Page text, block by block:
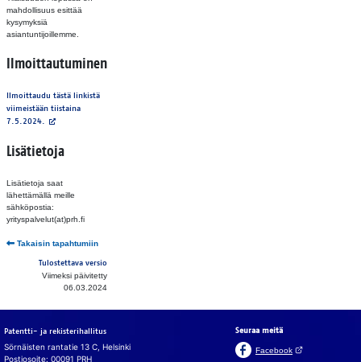
mahdollisuus esittää
kysymyksiä
asiantuntijoillemme.
Ilmoittautuminen
Ilmoittaudu tästä linkistä
viimeistään tiistaina
7.5.2024.‍‍
Lisätietoja
Lisätietoja saat
lähettämällä meille
sähköpostia:
yrityspalvelut(at)prh.fi
Takaisin tapahtumiin
Tulostettava versio
Viimeksi päivitetty
06.03.2024
Patentti- ja rekisterihallitus
Sörnäisten rantatie 13 C, Helsinki
Postiosoite: 00091 PRH
Seuraa meitä
Facebook(Avautuu uuteen